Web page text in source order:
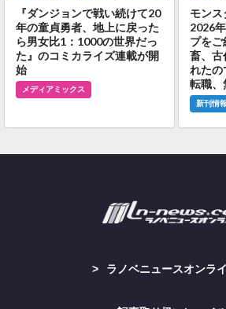
『ダンジョンで戦い続けて20
年の童貞勇者、地上に戻った
ら男女比1：1000の世界だっ
た』のコミカライズ連載が開
始
メディアミックス
モン
2026
プを
畜、古
れたの
転職、
新刊情
ラノベニュースオンラ